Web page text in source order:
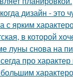
дизайн - это
с ярким
в которой
луны снова на
про